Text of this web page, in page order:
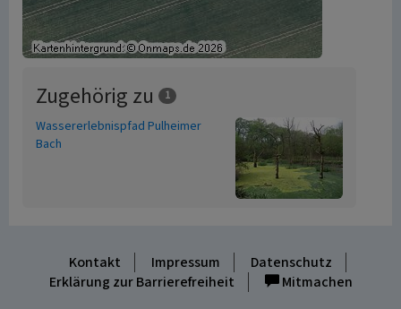
Zugehörig zu 1
Wassererlebnispfad Pulheimer
Bach
Kontakt Impressum
Datenschutz
Erklärung zur Barrierefreiheit
Mitmachen